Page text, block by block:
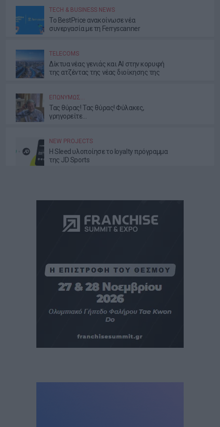
TECH & BUSINESS NEWS
Το BestPrice ανακοίνωσε νέα
συνεργασία με τη Ferryscanner
TELECOMS
Δίκτυα νέας γενιάς και AI στην κορυφή
της ατζέντας της νέας διοίκησης της
ΕΠΩΝΎΜΩΣ…
Τας θύρας! Τας θύρας! Φύλακες,
γρηγορείτε…
NEW PROJECTS
Η Sleed υλοποίησε το loyalty πρόγραμμα
της JD Sports